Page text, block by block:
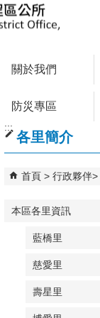
關於我們
防災專區
:::
各里簡介
首頁 行政夥伴
本區各里資訊
藍橋里
慈愛里
壽星里